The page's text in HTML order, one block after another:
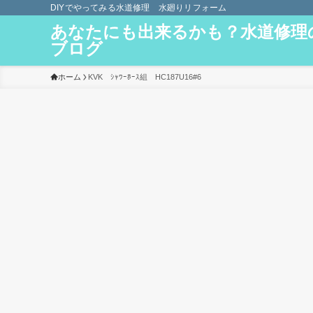
DIYでやってみる水道修理 水廻りリフォーム
あなたにも出来るかも？水道修理
ブログ
ホーム KVK ｼｬﾜｰﾎｰｽ組 HC187U16#6